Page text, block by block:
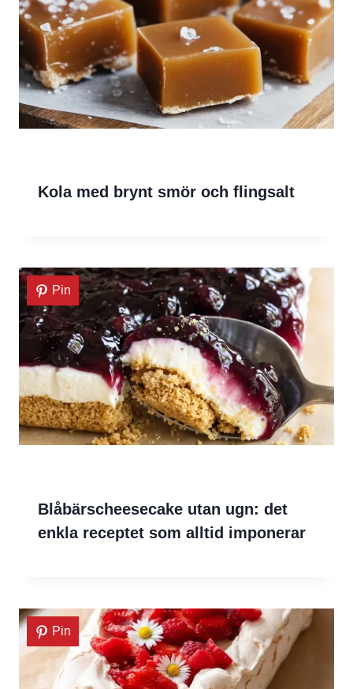
Kola med brynt smör och flingsalt
Pin
Blåbärscheesecake utan ugn: det
enkla receptet som alltid imponerar
Pin